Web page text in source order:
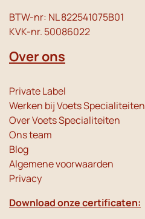
BTW-nr: NL 822541075B01
KVK-nr. 50086022
Over ons
Private Label
Werken bij Voets Specialiteiten
Over Voets Specialiteiten
Ons team
Blog
Algemene voorwaarden
Privacy
Download onze certificaten: